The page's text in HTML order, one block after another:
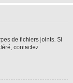
de fichiers joints. Si
contactez